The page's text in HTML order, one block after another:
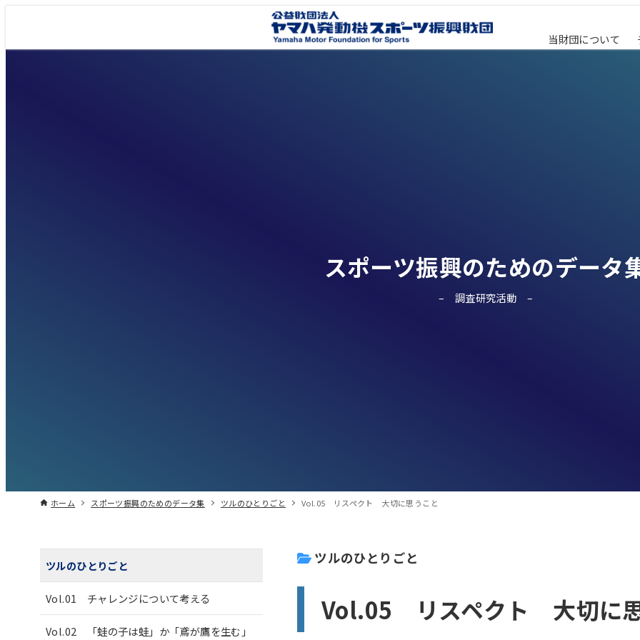
当財団について
スポーツ振興のためのデータ
調査研究活動
ホーム スポーツ振興のためのデータ集 ツルのひとりごと Vol.05 リスペクト 大切に思うこと
ツルのひとりごと
Vol.05 リスペクト 大切に
ツルのひとりごと
Vol.01 チャレンジについて考える
Vol.02 「蛙の子は蛙」か「鳶が鷹を生む」